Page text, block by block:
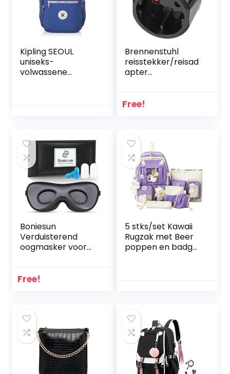
Kipling SEOUL
uniseks-
volwassene
Brennenstuhl
reisstekker/reisad
apter
Japan
Free!
Boniesun
Verduisterend
oogmasker voor
vrouwen, mannen,
glad lycra stof, 3D-
voorgevormde
bekerblinddoek
voor comfortabel
dragen
Free!
5 stks/set Kawaii
Rugzak met Beer
poppen en badges
Capaciteit
Schooltas Clutch
Boekentassen